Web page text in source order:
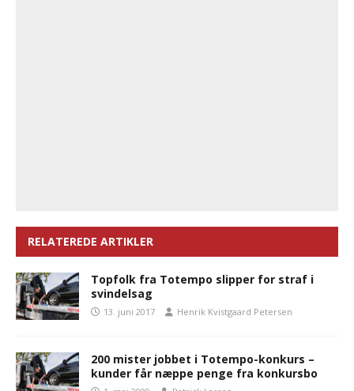
RELATEREDE ARTIKLER
Topfolk fra Totempo slipper for straf i
svindelsag
13. juni 2017 Henrik Kvistgaard Petersen
200 mister jobbet i Totempo-konkurs –
kunder får næppe penge fra konkursbo